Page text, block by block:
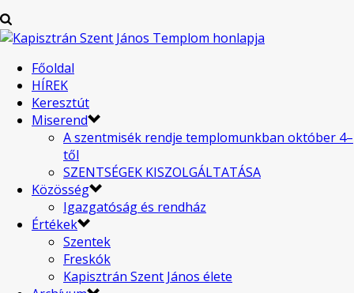
Főoldal
HÍREK
Keresztút
Miserend
A szentmisék rendje templomunkban október 4–
től
SZENTSÉGEK KISZOLGÁLTATÁSA
Közösség
Igazgatóság és rendház
Értékek
Szentek
Freskók
Kapisztrán Szent János élete